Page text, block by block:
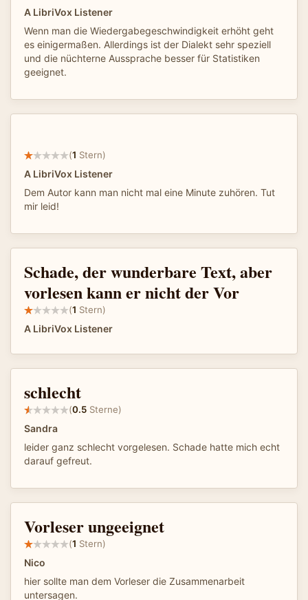
A LibriVox Listener
Wenn man die Wiedergabegeschwindigkeit erhöht geht
es einigermaßen. Allerdings ist der Dialekt sehr speziell
und die nüchterne Aussprache besser für Statistiken
geeignet.
(1 Stern)
A LibriVox Listener
Dem Autor kann man nicht mal eine Minute zuhören. Tut
mir leid!
Schade, der wunderbare Text, aber
vorlesen kann er nicht der Vor
(1 Stern)
A LibriVox Listener
schlecht
(0.5 Sterne)
Sandra
leider ganz schlecht vorgelesen. Schade hatte mich echt
darauf gefreut.
Vorleser ungeeignet
(1 Stern)
Nico
hier sollte man dem Vorleser die Zusammenarbeit
untersagen.